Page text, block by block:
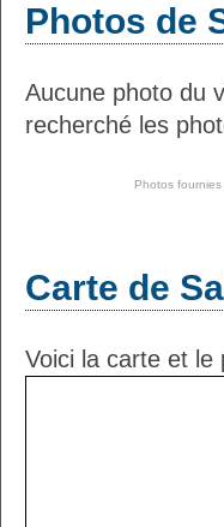
Photos de
Aucune photo du
recherché les
Photos fournies
Carte de
Voici la carte et le